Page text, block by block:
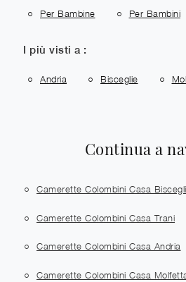
Per Bambine Per Bambini
I più visti a :
Andria Bisceglie
Continua a
Camerette Colombini Casa
Camerette Colombini Casa Trani
Camerette Colombini Casa Andria
Camerette Colombini Casa